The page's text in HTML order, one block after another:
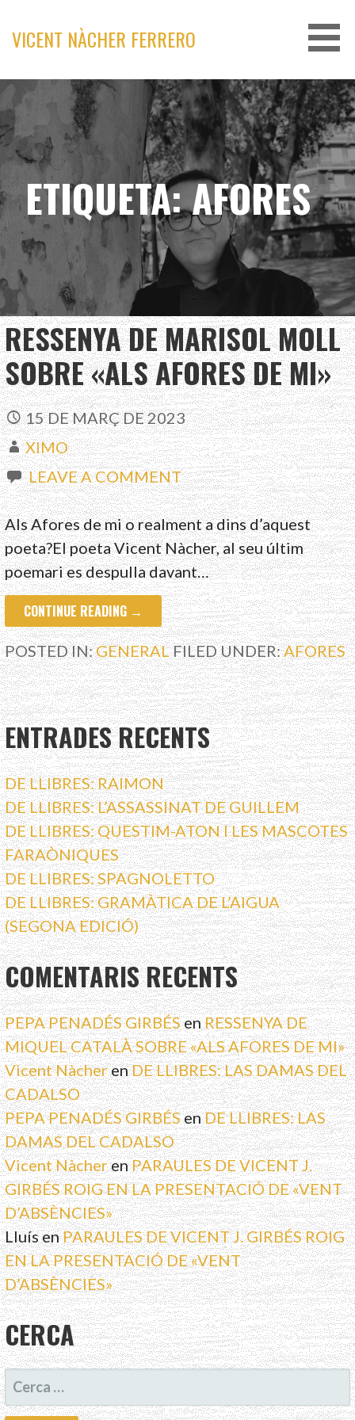
content
VICENT NÀCHER FERRERO
ETIQUETA: AFORES
RESSENYA DE MARISOL MOLL
SOBRE «ALS AFORES DE MI»
15 DE MARÇ DE 2023
XIMO
LEAVE A COMMENT
Als Afores de mi o realment a dins d’aquest
poeta?El poeta Vicent Nàcher, al seu últim
poemari es despulla davant…
CONTINUE READING →
POSTED IN:GENERALFILED UNDER:AFORES
ENTRADES RECENTS
DE LLIBRES: RAIMON
DE LLIBRES: L’ASSASSINAT DE GUILLEM
DE LLIBRES: QUESTIM-ATON I LES MASCOTES
FARAÒNIQUES
DE LLIBRES: SPAGNOLETTO
DE LLIBRES: GRAMÀTICA DE L’AIGUA
(SEGONA EDICIÓ)
COMENTARIS RECENTS
PEPA PENADÉS GIRBÉSenRESSENYA DE
MIQUEL CATALÀ SOBRE «ALS AFORES DE MI»
Vicent NàcherenDE LLIBRES: LAS DAMAS DEL
CADALSO
PEPA PENADÉS GIRBÉSenDE LLIBRES: LAS
DAMAS DEL CADALSO
Vicent NàcherenPARAULES DE VICENT J.
GIRBÉS ROIG EN LA PRESENTACIÓ DE «VENT
D’ABSÈNCIES»
LluísenPARAULES DE VICENT J. GIRBÉS ROIG
EN LA PRESENTACIÓ DE «VENT
D’ABSÈNCIES»
CERCA
CERCA: